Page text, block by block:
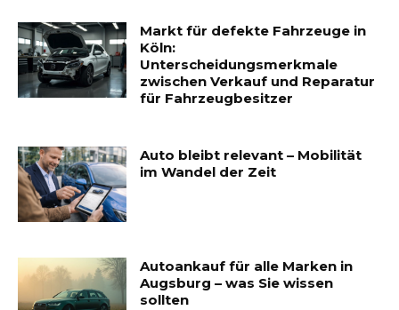
Markt für defekte Fahrzeuge in
Köln:
Unterscheidungsmerkmale
zwischen Verkauf und Reparatur
für Fahrzeugbesitzer
Auto bleibt relevant – Mobilität
im Wandel der Zeit
Autoankauf für alle Marken in
Augsburg – was Sie wissen
sollten